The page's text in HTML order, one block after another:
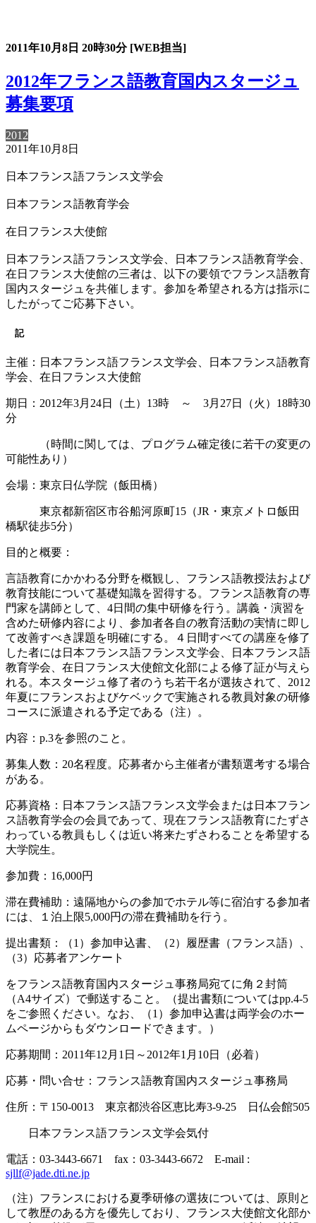
2011年10月8日 20時30分 [WEB担当]
2012年フランス語教育国内スタージュ
募集要項
2012
2011年10月8日
日本フランス語フランス文学会
日本フランス語教育学会
在日フランス大使館
日本フランス語フランス文学会、日本フランス語教育学会、
在日フランス大使館の三者は、以下の要領でフランス語教育
国内スタージュを共催します。参加を希望される方は指示に
したがってご応募下さい。
記
主催：日本フランス語フランス文学会、日本フランス語教育
学会、在日フランス大使館
期日：2012年3月24日（土）13時 ～ 3月27日（火）18時30
分
（時間に関しては、プログラム確定後に若干の変更の
可能性あり）
会場：東京日仏学院（飯田橋）
東京都新宿区市谷船河原町15（JR・東京メトロ飯田
橋駅徒歩5分）
目的と概要：
言語教育にかかわる分野を概観し、フランス語教授法および
教育技能について基礎知識を習得する。フランス語教育の専
門家を講師として、4日間の集中研修を行う。講義・演習を
含めた研修内容により、参加者各自の教育活動の実情に即し
て改善すべき課題を明確にする。４日間すべての講座を修了
した者には日本フランス語フランス文学会、日本フランス語
教育学会、在日フランス大使館文化部による修了証が与えら
れる。本スタージュ修了者のうち若干名が選抜されて、2012
年夏にフランスおよびケベックで実施される教員対象の研修
コースに派遣される予定である（注）。
内容：p.3を参照のこと。
募集人数：20名程度。応募者から主催者が書類選考する場合
がある。
応募資格：日本フランス語フランス文学会または日本フラン
ス語教育学会の会員であって、現在フランス語教育にたずさ
わっている教員もしくは近い将来たずさわることを希望する
大学院生。
参加費：16,000円
滞在費補助：遠隔地からの参加でホテル等に宿泊する参加者
には、１泊上限5,000円の滞在費補助を行う。
提出書類：（1）参加申込書、（2）履歴書（フランス語）、
（3）応募者アンケート
をフランス語教育国内スタージュ事務局宛てに角２封筒
（A4サイズ）で郵送すること。（提出書類についてはpp.4-5
をご参照ください。なお、（1）参加申込書は両学会のホー
ムページからもダウンロードできます。）
応募期間：2011年12月1日～2012年1月10日（必着）
応募・問い合せ：フランス語教育国内スタージュ事務局
住所：〒150-0013 東京都渋谷区恵比寿3-9-25 日仏会館505
日本フランス語フランス文学会気付
電話：03-3443-6671 fax：03-3443-6672 E-mail :
sjllf@jade.dti.ne.jp
（注）フランスにおける夏季研修の選抜については、原則と
して教歴のある方を優先しており、フランス大使館文化部か